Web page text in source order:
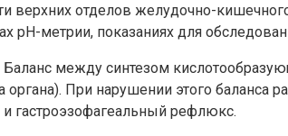
верхних отделов желудочно-
метрии, показаниях для
между синтезом
При нарушении этого баланса
гастроэзофагеальный рефлюкс.